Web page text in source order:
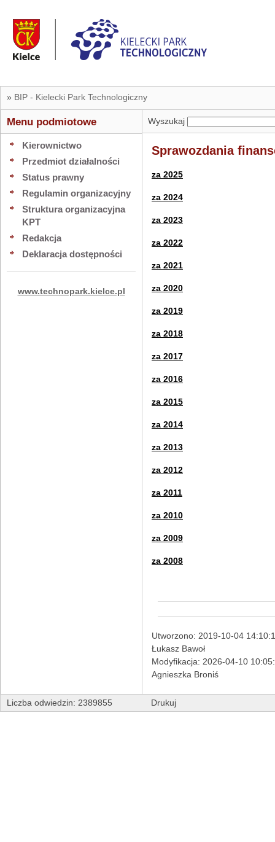
» BIP - Kielecki Park Technologiczny
Menu podmiotowe
Kierownictwo
Przedmiot działalności
Status prawny
Regulamin organizacyjny
Struktura organizacyjna
KPT
Redakcja
Deklaracja dostępności
www.technopark.kielce.pl
Wyszukaj
Sprawozdania
za 2025
za 2024
za 2023
za 2022
za 2021
za 2020
za 2019
za 2018
za 2017
za 2016
za 2015
za 2014
za 2013
za 2012
za 2011
za 2010
za 2009
za 2008
Utworzono: 2019-10-04
Łukasz Bawoł
Modyfikacja: 2026-04-10
Agnieszka Broniś
Liczba odwiedzin: 2389855 Drukuj